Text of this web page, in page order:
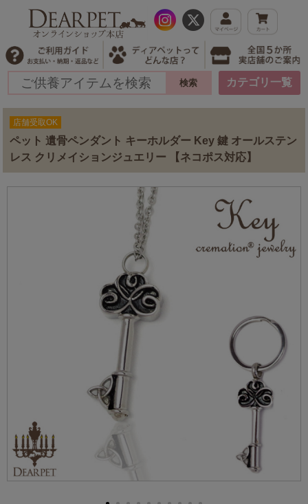
カテゴリ一覧
店舗受取OK
ペット 遺骨ペンダント キーホルダー Key 鍵 オールステン
レス クリメイションジュエリー 【ネコポス対応】